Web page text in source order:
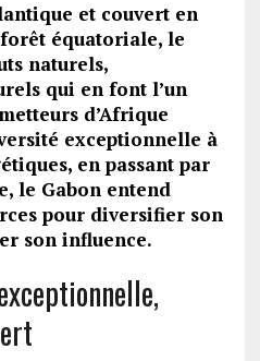
et couvert en
équatoriale, le
naturels,
qui en font l’un
d’Afrique
exceptionnelle à
en passant par
le Gabon entend
pour diversifier son
son influence.